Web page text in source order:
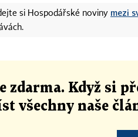
si Hospodářské noviny mezi
zdarma. Když si
všechny naše